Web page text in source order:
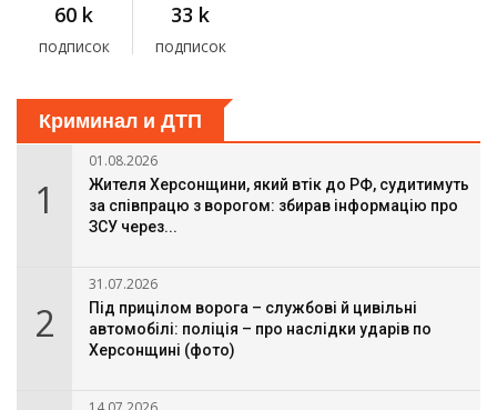
60 k
подписок
33 k
подписок
Криминал и ДТП
1
01.08.2026
Жителя Херсонщини, який втік до РФ, судитимуть
за співпрацю з ворогом: збирав інформацію про
ЗСУ через...
2
31.07.2026
Під прицілом ворога – службові й цивільні
автомобілі: поліція – про наслідки ударів по
Херсонщині (фото)